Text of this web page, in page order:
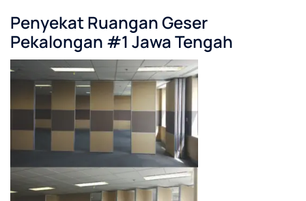
Penyekat Ruangan Geser
Pekalongan #1 Jawa Tengah